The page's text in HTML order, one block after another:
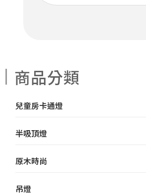
商品分類
兒童房卡通燈
半吸頂燈
原木時尚
吊燈